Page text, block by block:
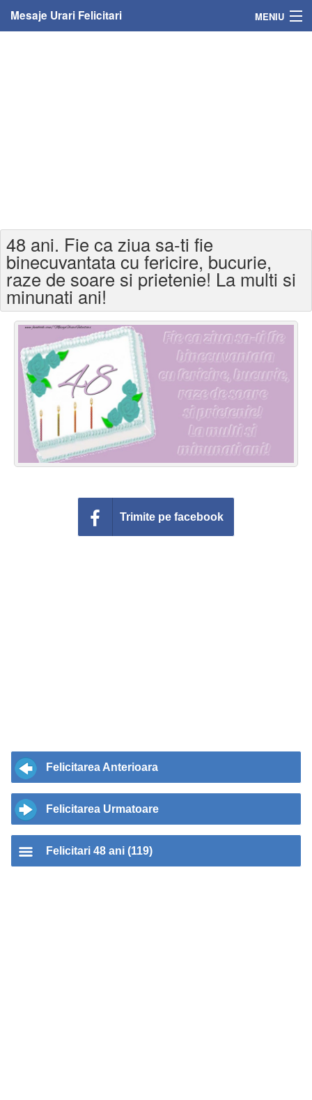
Mesaje Urari Felicitari MENIU
Felicitari varsta
Felicitari zilele anului
Felicitari zile saptamana
Felicitari muzicale
Felicitari muzicale personalizate
Felicitari animate
Invitatii personalizate
48 ani. Fie ca ziua sa-ti fie
binecuvantata cu fericire, bucurie,
raze de soare si prietenie! La multi si
minunati ani!
Trimite pe facebook
Felicitarea Anterioara
Felicitarea Urmatoare
Felicitari 48 ani (119)